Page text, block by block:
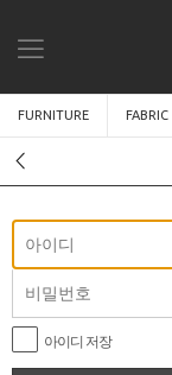
FURNITURE FABRIC
아이디 저장